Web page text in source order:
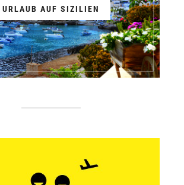
URLAUB AUF SIZILIEN